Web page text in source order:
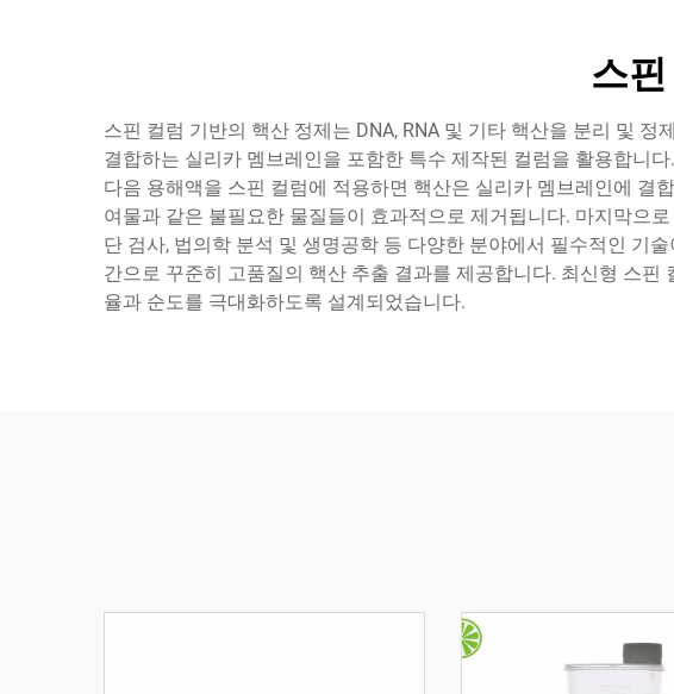
스
스핀 컬럼 기반의 핵산 정제는 DNA, RNA 및 기타 핵산을 분리 및
결합하는 실리카 멤브레인을 포함한 특수 제작된 컬럼을 활용합니
다음 용해액을 스핀 컬럼에 적용하면 핵산은 실리카 멤브레인에 결
여물과 같은 불필요한 물질들이 효과적으로 제거됩니다. 마지막으
단 검사, 법의학 분석 및 생명공학 등 다양한 분야에서 필수적인 기
간으로 꾸준히 고품질의 핵산 추출 결과를 제공합니다. 최신형 스
율과 순도를 극대화하도록 설계되었습니다.